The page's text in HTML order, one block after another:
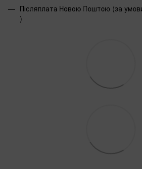
Післяплата Новою Поштою (за
)